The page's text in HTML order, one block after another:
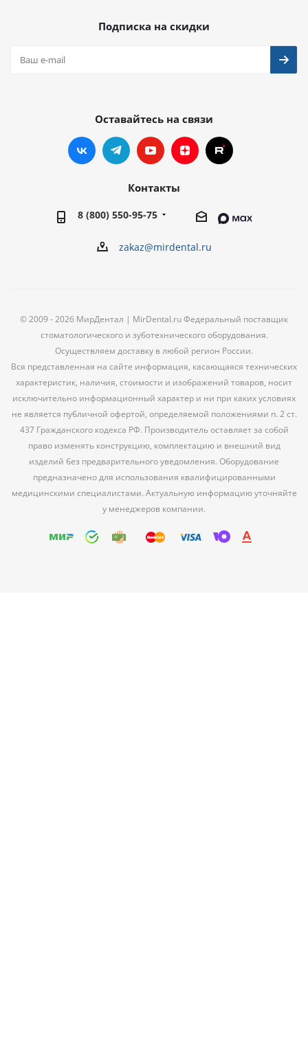
Подписка на скидки
Оставайтесь на связи
Контакты
8 (800) 550-95-75
zakaz@mirdental.ru
© 2009 - 2026 МирДентал | MirDental.ru Федеральный поставщик
стоматологического и зуботехнического оборудования.
Осуществляем доставку в любой регион России.
Вся представленная на сайте информация, касающаяся технических
характеристик, наличия, стоимости и изображений товаров, носит
исключительно информационный характер и ни при каких условиях
не является публичной офертой, определяемой положениями п. 2 ст.
437 Гражданского кодекса РФ. Производитель оставляет за собой
право изменять конструкцию, комплектацию и внешний вид
изделий без предварительного уведомления. Оборудование
предназначено для использования квалифицированными
медицинскими специалистами. Актуальную информацию уточняйте
у менеджеров компании.